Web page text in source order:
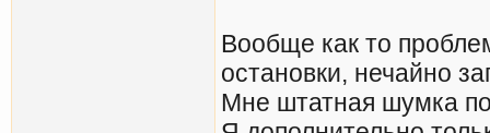
Вообще как то
остановки, нечайно
Мне штатная шумка